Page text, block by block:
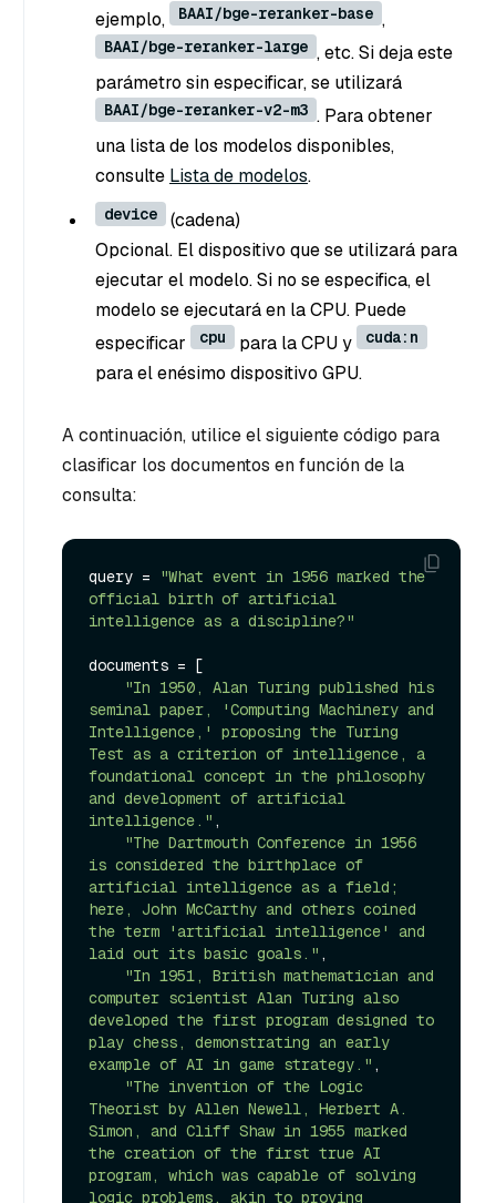
ejemplo,
BAAI/bge-reranker-base ,
BAAI/bge-reranker-large , etc. Si deja este
parámetro sin especificar, se utilizará
BAAI/bge-reranker-v2-m3 . Para obtener
una lista de los modelos disponibles,
consulte Lista de modelos.
device (cadena)
Opcional. El dispositivo que se utilizará para
ejecutar el modelo. Si no se especifica, el
modelo se ejecutará en la CPU. Puede
especificar
cpu para la CPU y cuda:n
para el enésimo dispositivo GPU.
A continuación, utilice el siguiente código para
clasificar los documentos en función de la
consulta:
query =
"What event in 1956 marked the
official birth of artificial
intelligence as a discipline?"
documents = [
"In 1950, Alan Turing published his
seminal paper, 'Computing Machinery and
Intelligence,' proposing the Turing
Test as a criterion of intelligence, a
foundational concept in the philosophy
and development of artificial
intelligence." ,
"The Dartmouth Conference in 1956
is considered the birthplace of
artificial intelligence as a field;
here, John McCarthy and others coined
the term 'artificial intelligence' and
laid out its basic goals." ,
"In 1951, British mathematician and
computer scientist Alan Turing also
developed the first program designed to
play chess, demonstrating an early
example of AI in game strategy." ,
"The invention of the Logic
Theorist by Allen Newell, Herbert A.
Simon, and Cliff Shaw in 1955 marked
the creation of the first true AI
program, which was capable of solving
logic problems, akin to proving